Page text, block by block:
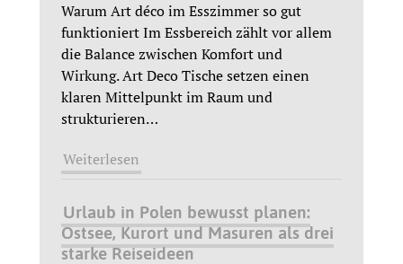
Warum Art déco im Esszimmer so gut
funktioniert Im Essbereich zählt vor allem
die Balance zwischen Komfort und
Wirkung. Art Deco Tische setzen einen
klaren Mittelpunkt im Raum und
strukturieren…
Weiterlesen
Urlaub in Polen bewusst planen:
Ostsee, Kurort und Masuren als drei
starke Reiseideen